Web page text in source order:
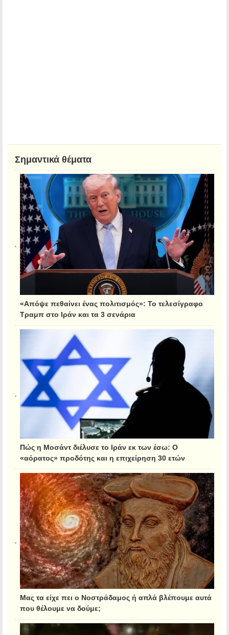
Σημαντικά θέματα
«Απόψε πεθαίνει ένας πολιτισμός»: Το τελεσίγραφο
Τραμπ στο Ιράν και τα 3 σενάρια
Πώς η Μοσάντ διέλυσε το Ιράν εκ των έσω: Ο
«αόρατος» προδότης και η επιχείρηση 30 ετών
Μας τα είχε πει ο Νοστράδαμος ή απλά βλέπουμε αυτά
που θέλουμε να δούμε;